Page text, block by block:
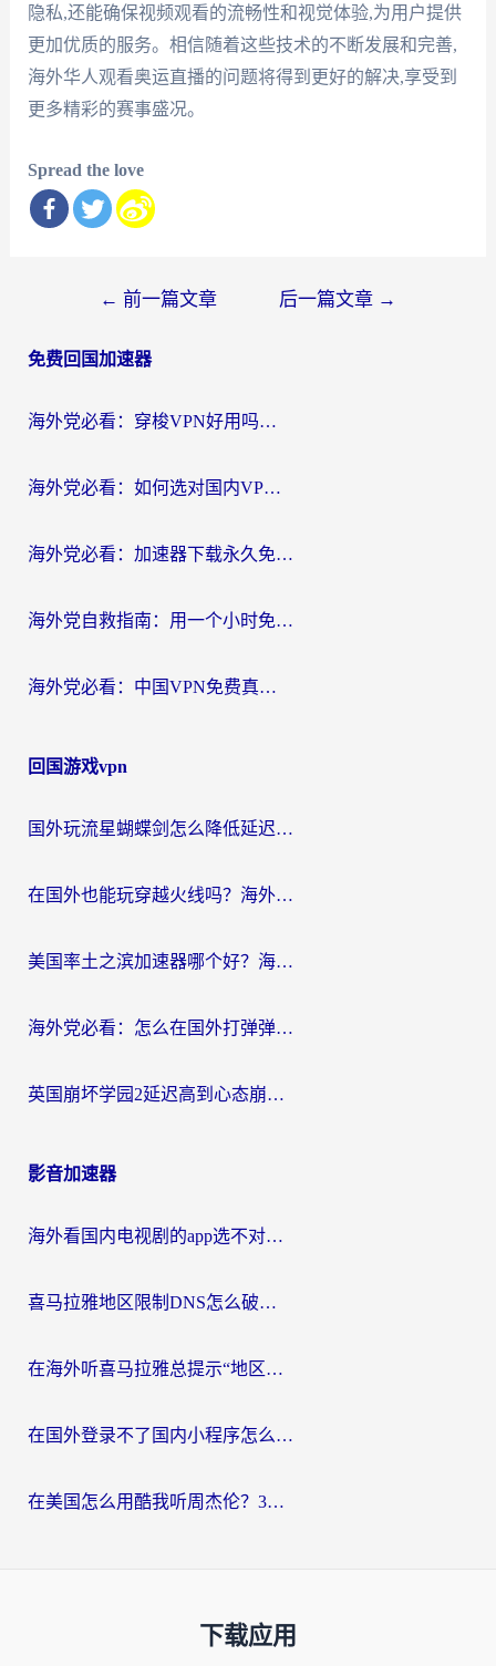
隐私,还能确保视频观看的流畅性和视觉体验,为用户提供
更加优质的服务。相信随着这些技术的不断发展和完善,
海外华人观看奥运直播的问题将得到更好的解决,享受到
更多精彩的赛事盛况。
Spread the love
导
← 前一篇文章 后一篇文章 →
免费回国加速器
海外党必看：穿梭VPN好用吗？和云帆VPN对比哪个回国效果更好？附真实测评+避坑指南
海外党必看：如何选对国内VPN，实现无缝访问国内资源？
海外党必看：加速器下载永久免费版真的存在吗？教你无缝访问国内资源的正确姿势
海外党自救指南：用一个小时免费加速器，轻松打破国内资源访问壁垒？
海外党必看：中国VPN免费真的靠谱吗？手把手教你选对回国加速器
回国游戏vpn
国外玩流星蝴蝶剑怎么降低延迟？海外党必看的加速秘籍（含欧洲鸣潮&彩虹岛优化攻略）
在国外也能玩穿越火线吗？海外玩家国服游戏畅玩终极指南
美国率土之滨加速器哪个好？海外党国服游戏畅玩终极指南（附多游戏解决方案）
海外党必看：怎么在国外打弹弹堂不卡？番茄加速器亲测指南
英国崩坏学园2延迟高到心态崩？海外党国服游戏加速终极指南
影音加速器
海外看国内电视剧的app选不对？这份回国加速器避坑指南帮你流畅追剧
喜马拉雅地区限制DNS怎么破？海外党听国内音乐听书的终极解决方案
在海外听喜马拉雅总提示“地区限制”？3步轻松解除+听国内音乐全攻略
在国外登录不了国内小程序怎么办？选对回国加速器，轻松解锁国内资源
在美国怎么用酷我听周杰伦？3步搞定海外听歌难题
下载应用